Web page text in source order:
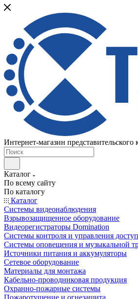
Интернет-магазин представительского
Каталог
По всему сайту
По каталогу
Каталог
Системы видеонаблюдения
Взрывозащищенное оборудование
Видеорегистраторы Domination
Системы контроля и управления
Системы оповещения и музыкальной
Источники питания и аккумуляторы
Сетевое оборудование
Материалы для монтажа
Кабельно-проводниковая продукция
Охранно-пожарные системы
Пожаротушение и огнезащита